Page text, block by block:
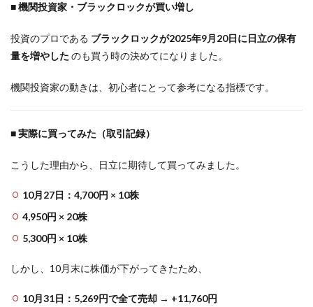
■ 機関投資家・ブラックロックが買い増し
投資のプロである ブラックロックが2025年9月20日に日立の保有
量を増やした のも買う時の決めてになりました。
機関投資家の動きは、初心者にとって参考になる指標です。
■ 実際に買ってみた（取引記録）
こうした理由から、日立に期待して買ってみました。
10月27日：4,700円 × 10株
4,950円 × 20株
5,300円 × 10株
しかし、10月末に株価が下がってきたため、
10月31日：5,269円で全て売却 → +11,760円